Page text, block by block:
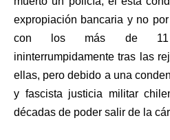
expropiación bancaria y no
con los más de 11
ininterrumpidamente tras las
ellas, pero debido a una
y fascista justicia militar
décadas de poder salir de la